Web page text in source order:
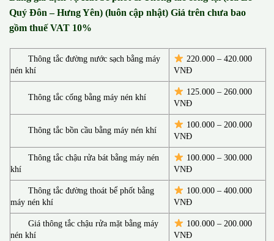
Quý Đôn – Hưng Yên) (luôn cập nhật) Giá trên chưa bao
gồm thuế VAT 10%
Thông tắc đường nước sạch bằng máy
nén khí
220.000 – 420.000
VNĐ
Thông tắc cống bằng máy nén khí
125.000 – 260.000
VNĐ
Thông tắc bồn cầu bằng máy nén khí
100.000 – 200.000
VNĐ
Thông tắc chậu rửa bát bằng máy nén
khí
100.000 – 300.000
VNĐ
Thông tắc đường thoát bể phốt bằng
máy nén khí
100.000 – 400.000
VNĐ
Giá thông tắc chậu rửa mặt bằng máy
nén khí
100.000 – 200.000
VNĐ